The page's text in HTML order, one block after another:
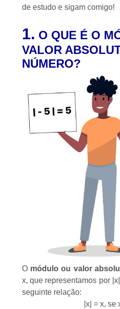
de estudo e sigam comigo!
1. O QUE É O
VALOR
NÚMERO?
O módulo ou valor
x, que representamos por
seguinte relação:
|x| = x, se